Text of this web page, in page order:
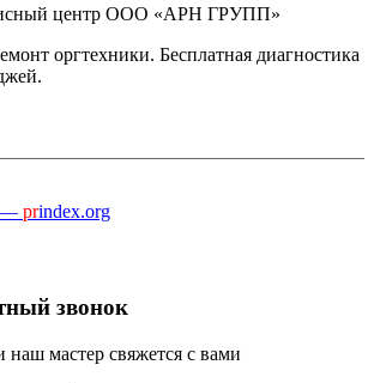
центр ООО «АРН ГРУПП»
оргтехники. Бесплатная диагностика
— prindex.org
звонок
наш мастер свяжется с вами